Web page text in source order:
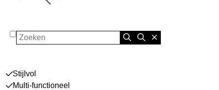
Zoeken
Stijlvol
Multi-functioneel